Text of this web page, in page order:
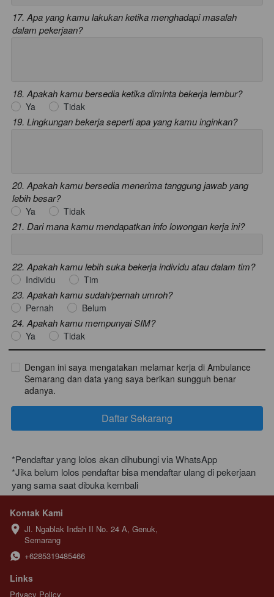
17. Apa yang kamu lakukan ketika menghadapi masalah
dalam pekerjaan?
18. Apakah kamu bersedia ketika diminta bekerja lembur?
Ya Tidak
19. Lingkungan bekerja seperti apa yang kamu inginkan?
20. Apakah kamu bersedia menerima tanggung jawab yang
lebih besar?
Ya Tidak
21. Dari mana kamu mendapatkan info lowongan kerja ini?
22. Apakah kamu lebih suka bekerja individu atau dalam tim?
Individu Tim
23. Apakah kamu sudah/pernah umroh?
Pernah Belum
24. Apakah kamu mempunyai SIM?
Ya Tidak
Dengan ini saya mengatakan melamar kerja di Ambulance
Semarang dan data yang saya berikan sungguh benar
adanya.
`Daftar Sekarang
*Pendaftar yang lolos akan dihubungi via WhatsApp
*Jika belum lolos pendaftar bisa mendaftar ulang di pekerjaan
yang sama saat dibuka kembali
Kontak Kami
Jl. Ngablak Indah II No. 24 A, Genuk,
Semarang
+6285319485466
Links
Privacy Policy